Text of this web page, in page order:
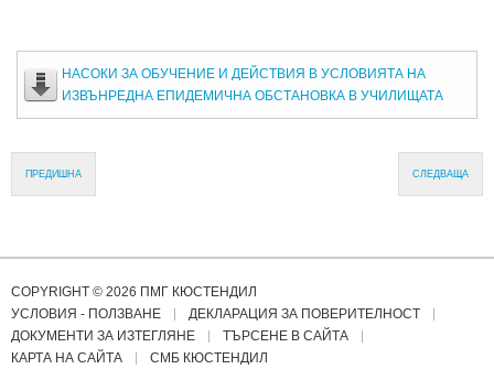
НАСОКИ ЗА ОБУЧЕНИЕ И ДЕЙСТВИЯ В УСЛОВИЯТА НА
ИЗВЪНРЕДНА ЕПИДЕМИЧНА ОБСТАНОВКА В УЧИЛИЩАТА
ПРЕДИШНА СЛЕДВАЩА
COPYRIGHT © 2026 ПМГ КЮСТЕНДИЛ
УСЛОВИЯ - ПОЛЗВАНЕ
ДЕКЛАРАЦИЯ ЗА ПОВЕРИТЕЛНОСТ
ДОКУМЕНТИ ЗА ИЗТЕГЛЯНЕ
ТЪРСЕНЕ В САЙТА
КАРТА НА САЙТА
СМБ КЮСТЕНДИЛ